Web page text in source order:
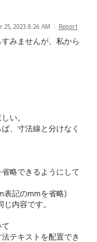
25, 2023 8:26 AM · Report
みませんが、私から
い。
、寸法線と分けなく
略できるようにして
表記のmmを省略)
内容です。
テキストを配置でき